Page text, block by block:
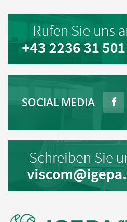
SOCIAL MEDIA